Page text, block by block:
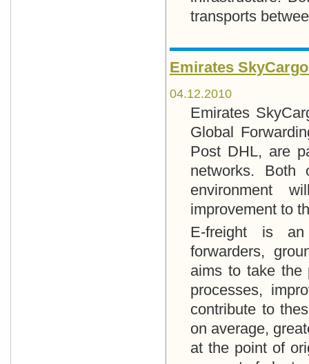
transports
Emirates
04.12.2010
Emirates
Global
Post DHL, are
networks. Both
environment
improvement to
E-freight is an
forwarders,
aims to take the
processes,
contribute to
on average,
at the point of